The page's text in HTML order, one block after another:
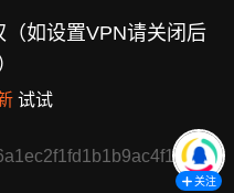
如设置VPN请关闭后
试试
关注